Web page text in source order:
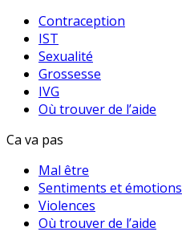
Contraception
IST
Sexualité
Grossesse
IVG
Où trouver de l’aide
Ca va pas
Mal être
Sentiments et émotions
Violences
Où trouver de l’aide